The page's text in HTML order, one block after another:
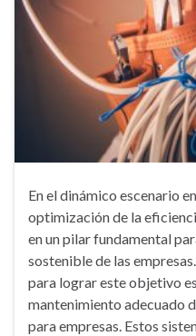
En el dinámico escenario
optimización de la
en un pilar fundamental
sostenible de las
para lograr este objetivo
mantenimiento adecuado
para empresas. Estos